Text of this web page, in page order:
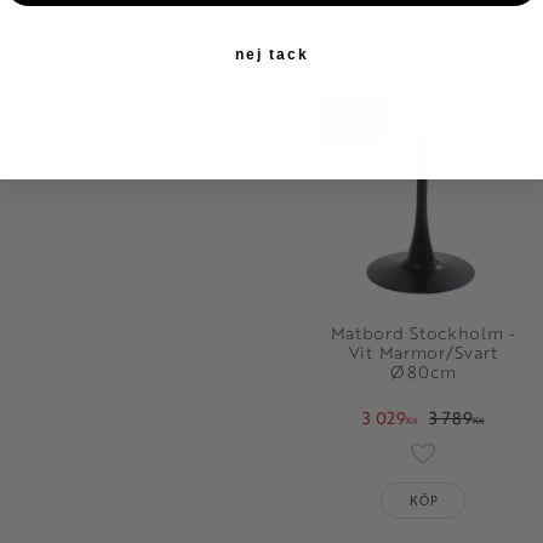
Matbord Stockholm -
Vit Marmor/Svart
Ø80cm
3 029KR 3 789KR
KÖP
nej tack